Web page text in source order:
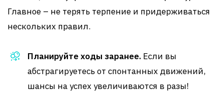
Главное – не терять терпение и придерживаться
нескольких правил.
Планируйте ходы заранее. Если вы
абстрагируетесь от спонтанных движений,
шансы на успех увеличиваются в разы!